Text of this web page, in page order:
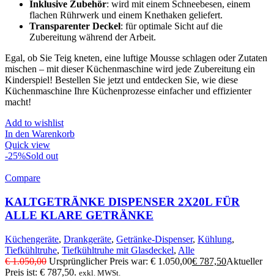
Inklusive Zubehör: wird mit einem Schneebesen, einem
flachen Rührwerk und einem Knethaken geliefert.
Transparenter Deckel: für optimale Sicht auf die
Zubereitung während der Arbeit.
Egal, ob Sie Teig kneten, eine luftige Mousse schlagen oder Zutaten
mischen – mit dieser Küchenmaschine wird jede Zubereitung ein
Kinderspiel! Bestellen Sie jetzt und entdecken Sie, wie diese
Küchenmaschine Ihre Küchenprozesse einfacher und effizienter
macht!
Add to wishlist
In den Warenkorb
Quick view
-25%Sold out
Compare
KALTGETRÄNKE DISPENSER 2X20L FÜR
ALLE KLARE GETRÄNKE
Küchengeräte, Drankgeräte, Getränke-Dispenser, Kühlung,
Tiefkühltruhe, Tiefkühltruhe mit Glasdeckel, Alle
€1.050,00 Ursprünglicher Preis war: € 1.050,00€ 787,50Aktueller
Preis ist: € 787,50. exkl. MWSt.